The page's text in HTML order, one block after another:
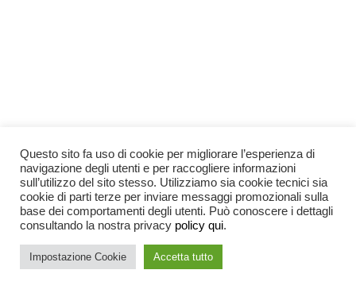
Questo sito fa uso di cookie per migliorare l’esperienza di
navigazione degli utenti e per raccogliere informazioni
sull’utilizzo del sito stesso. Utilizziamo sia cookie tecnici sia
cookie di parti terze per inviare messaggi promozionali sulla
base dei comportamenti degli utenti. Può conoscere i dettagli
consultando la nostra privacy policy qui.
Impostazione Cookie Accetta tutto